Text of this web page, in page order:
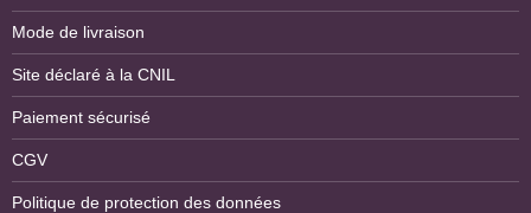
Mode de livraison
Site déclaré à la CNIL
Paiement sécurisé
CGV
Politique de protection des données